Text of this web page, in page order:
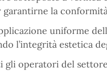
la
uniforme
l’integrità estetica
gli operatori del